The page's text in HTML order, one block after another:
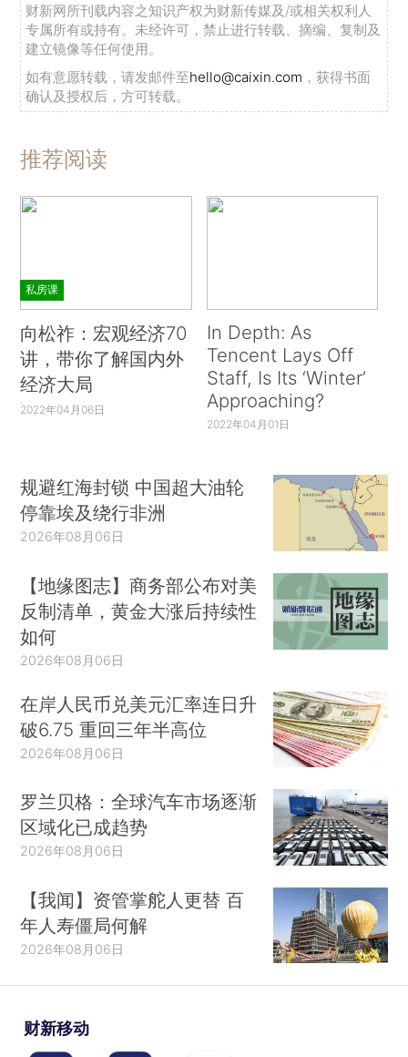
财新网所刊载内容之知识产权为财新传媒及/或相关权利人
专属所有或持有。未经许可，禁止进行转载、摘编、复制及
建立镜像等任何使用。
如有意愿转载，请发邮件至hello@caixin.com ，获得书面
确认及授权后，方可转载。
推荐阅读
私房课
向松祚：宏观经济70
讲，带你了解国内外
经济大局
2022年04月06日
In Depth: As
Tencent Lays Off
Staff, Is Its ‘Winter’
Approaching?
2022年04月01日
规避红海封锁 中国超大油轮
停靠埃及绕行非洲
2026年08月06日
【地缘图志】商务部公布对美
反制清单，黄金大涨后持续性
如何
2026年08月06日
在岸人民币兑美元汇率连日升
破6.75 重回三年半高位
2026年08月06日
罗兰贝格：全球汽车市场逐渐
区域化已成趋势
2026年08月06日
【我闻】资管掌舵人更替 百
年人寿僵局何解
2026年08月06日
财新移动